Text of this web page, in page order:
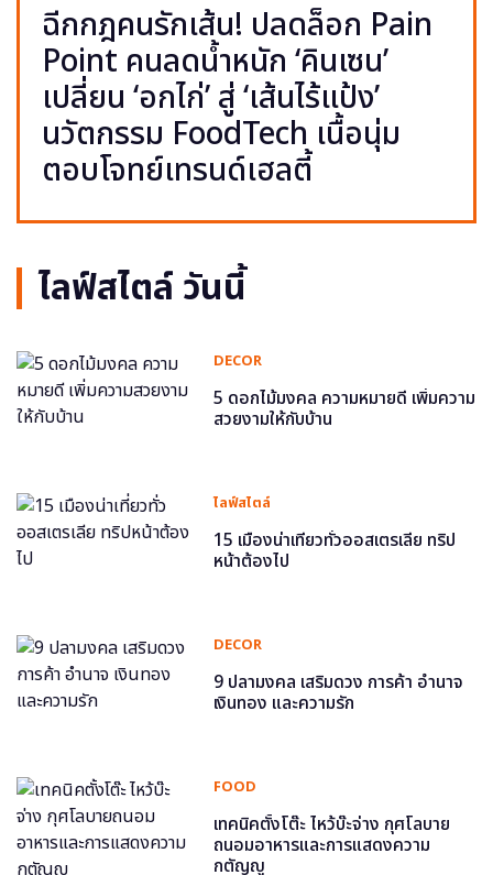
ฉีกกฎคนรักเส้น! ปลดล็อก Pain
Point คนลดน้ำหนัก ‘คินเซน’
เปลี่ยน ‘อกไก่’ สู่ ‘เส้นไร้แป้ง’
นวัตกรรม FoodTech เนื้อนุ่ม
ตอบโจทย์เทรนด์เฮลตี้
ไลฟ์สไตล์ วันนี้
DECOR
5 ดอกไม้มงคล ความหมายดี เพิ่มความ
สวยงามให้กับบ้าน
ไลฟ์สไตล์
15 เมืองน่าเที่ยวทั่วออสเตรเลีย ทริป
หน้าต้องไป
DECOR
9 ปลามงคล เสริมดวง การค้า อำนาจ
เงินทอง และความรัก
FOOD
เทคนิคตั้งโต๊ะ ไหว้บ๊ะจ่าง กุศโลบาย
ถนอมอาหารและการแสดงความ
กตัญญู